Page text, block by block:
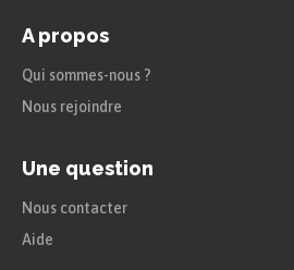
A propos
Qui sommes-nous ?
Nous rejoindre
Une question
Nous contacter
Aide